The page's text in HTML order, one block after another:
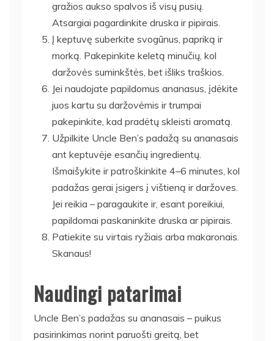
gražios aukso spalvos iš visų pusių.
Atsargiai pagardinkite druska ir pipirais.
Į keptuvę suberkite svogūnus, papriką ir
morką. Pakepinkite keletą minučių, kol
daržovės suminkštės, bet išliks traškios.
Jei naudojate papildomus ananasus, įdėkite
juos kartu su daržovėmis ir trumpai
pakepinkite, kad pradėtų skleisti aromatą.
Užpilkite Uncle Ben’s padažą su ananasais
ant keptuvėje esančių ingredientų.
Išmaišykite ir patroškinkite 4–6 minutes, kol
padažas gerai įsigers į vištieną ir daržoves.
Jei reikia – paragaukite ir, esant poreikiui,
papildomai paskaninkite druska ar pipirais.
Patiekite su virtais ryžiais arba makaronais.
Skanaus!
Naudingi patarimai
Uncle Ben’s padažas su ananasais – puikus
pasirinkimas norint paruošti greitą, bet